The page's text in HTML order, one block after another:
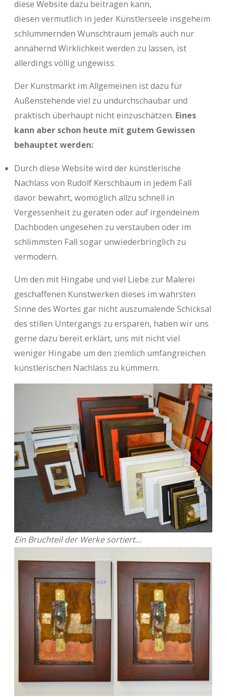
diese Website dazu beitragen kann,
diesen vermutlich in jeder Künstlerseele insgeheim
schlummernden Wunschtraum jemals auch nur
annähernd Wirklichkeit werden zu lassen, ist
allerdings völlig ungewiss.
Der Kunstmarkt im Allgemeinen ist dazu für
Außenstehende viel zu undurchschaubar und
praktisch überhaupt nicht einzuschätzen. Eines
kann aber schon heute mit gutem Gewissen
behauptet werden:
Durch diese Website wird der künstlerische
Nachlass von Rudolf Kerschbaum in jedem Fall
davor bewahrt, womöglich allzu schnell in
Vergessenheit zu geraten oder auf irgendeinem
Dachboden ungesehen zu verstauben oder im
schlimmsten Fall sogar unwiederbringlich zu
vermodern.
Um den mit Hingabe und viel Liebe zur Malerei
geschaffenen Kunstwerken dieses im wahrsten
Sinne des Wortes gar nicht auszumalende Schicksal
des stillen Untergangs zu ersparen, haben wir uns
gerne dazu bereit erklärt, uns mit nicht viel
weniger Hingabe um den ziemlich umfangreichen
künstlerischen Nachlass zu kümmern.
Ein Bruchteil der Werke sortiert…